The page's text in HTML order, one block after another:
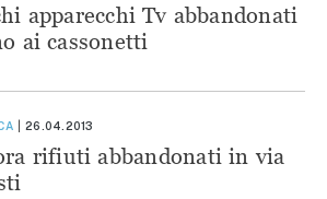
apparecchi Tv abbandonati
ai cassonetti
26.04.2013
rifiuti abbandonati in via